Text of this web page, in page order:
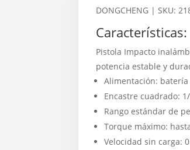
DONGCHENG | SKU:
Características:
Pistola Impacto
potencia estable y
Alimentación: batería
Encastre cuadrado:
Rango estándar de
Torque máximo:
Velocidad sin carga: